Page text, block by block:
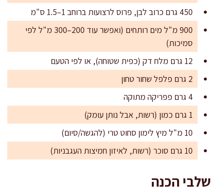
450 גרם כרוב לבן, פרוס לרצועות ברוחב 1–1.5 ס"מ
900 מ"ל מים רותחים (ואפשר עוד 200–300 מ"ל לפי
סמיכות)
12 גרם מלח דק (כפית שטוחה), או לפי הטעם
2 גרם פלפל שחור טחון
4 גרם פפריקה מתוקה
1 גרם כמון (רשות, אבל נותן עומק)
10 מ"ל מיץ לימון סחוט טרי (להגשה/סיום)
10 גרם סוכר (רשות, לאיזון חמיצות העגבניות)
שלבי הכנה